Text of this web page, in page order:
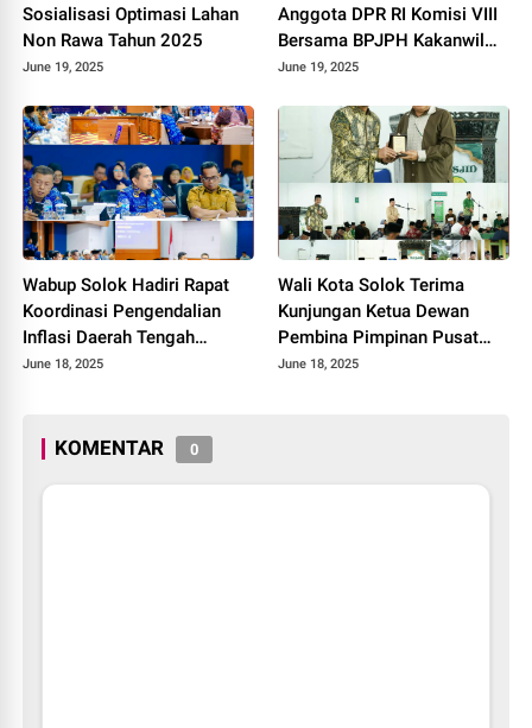
Sosialisasi Optimasi Lahan
Non Rawa Tahun 2025
June 19, 2025
Anggota DPR RI Komisi VIII
Bersama BPJPH Kakanwil
Sumbar Gelar Roadshow
Kota Solok 2025.
June 19, 2025
Wabup Solok Hadiri Rapat
Koordinasi Pengendalian
Inflasi Daerah Tengah
Provinsi Sumatera Barat
June 18, 2025
Wali Kota Solok Terima
Kunjungan Ketua Dewan
Pembina Pimpinan Pusat
Muhammadiyah Tahun 2025.
June 18, 2025
KOMENTAR 0